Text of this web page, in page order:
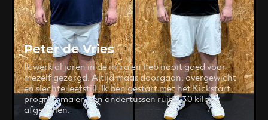
Peter de Vries
Ik werk al jaren in de infra en heb nooit goed voor
mezelf gezorgd. Altijd maar doorgaan. overgewicht
en slechte leefstijl. Ik ben gestart met het Kickstart
programma en ben ondertussen ruim -30 kilo
afgevallen.